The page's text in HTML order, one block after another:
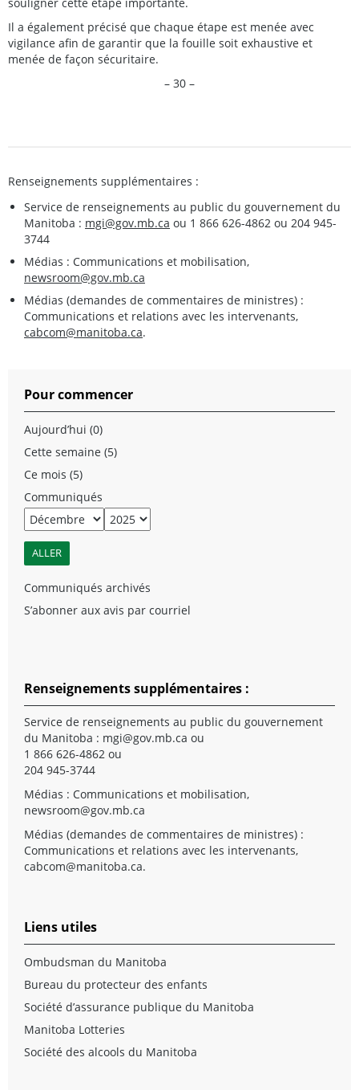
Il a également précisé que chaque étape est menée avec
vigilance afin de garantir que la fouille soit exhaustive et
menée de façon sécuritaire.
– 30 –
Renseignements supplémentaires :
Service de renseignements au public du gouvernement du
Manitoba : mgi@gov.mb.ca ou 1 866 626-4862 ou 204 945-
3744
Médias : Communications et mobilisation,
newsroom@gov.mb.ca
Médias (demandes de commentaires de ministres) :
Communications et relations avec les intervenants,
cabcom@manitoba.ca.
Pour commencer
Aujourd’hui (0)
Cette semaine (5)
Ce mois (5)
Communiqués
Communiqués archivés
S’abonner aux avis par courriel
Renseignements supplémentaires :
Service de renseignements au public du gouvernement
du Manitoba : mgi@gov.mb.ca ou
1 866 626-4862 ou
204 945-3744
Médias : Communications et mobilisation,
newsroom@gov.mb.ca
Médias (demandes de commentaires de ministres) :
Communications et relations avec les intervenants,
cabcom@manitoba.ca.
Liens utiles
Ombudsman du Manitoba
Bureau du protecteur des enfants
Société d’assurance publique du Manitoba
Manitoba Lotteries
Société des alcools du Manitoba